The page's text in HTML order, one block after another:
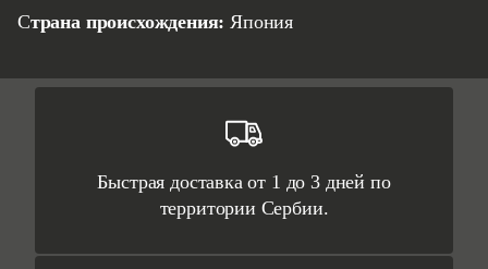
Страна происхождения: Япония
Быстрая доставка от 1 до 3 дней по
территории Сербии.